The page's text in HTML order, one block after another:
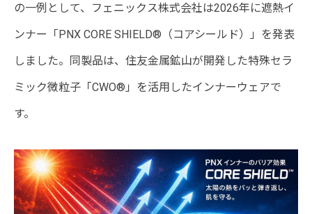
の一例として、フェニックス株式会社は2026年に遮熱イ
ンナー「PNX CORE SHIELD®（コアシールド）」を発表
しました。同製品は、住友金属鉱山が開発した特殊セラ
ミック微粒子「CWO®」を活用したインナーウェアで
す。